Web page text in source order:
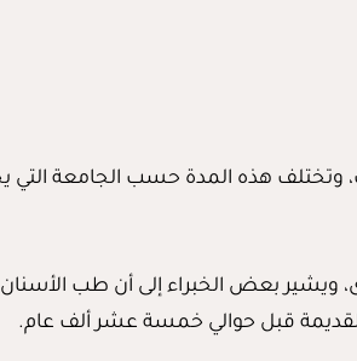
بعض الخبراء إلى أن طب الأسنان
القديمة قبل حوالي خمسة عشر ألف عام.